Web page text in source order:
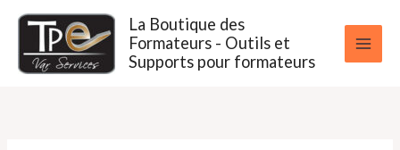
contenu
La Boutique des
Formateurs - Outils et
Supports pour formateurs